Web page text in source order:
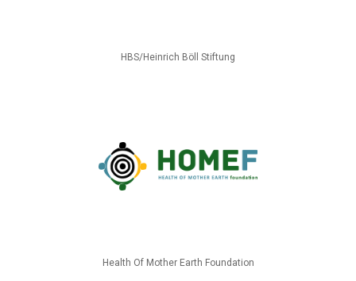
HBS/Heinrich Böll Stiftung
Health Of Mother Earth Foundation